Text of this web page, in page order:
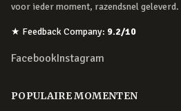
voor ieder moment, razendsnel geleverd.
★ Feedback Company: 9.2/10
FacebookInstagram
POPULAIRE MOMENTEN